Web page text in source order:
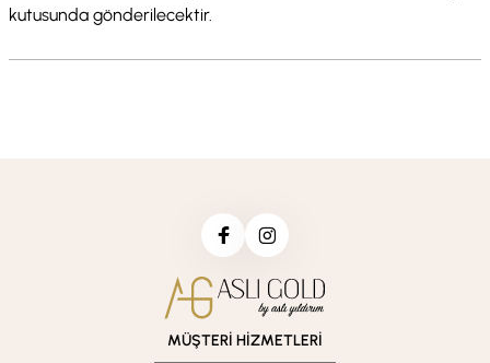
kutusunda gönderilecektir.
MÜŞTERİ HİZMETLERİ